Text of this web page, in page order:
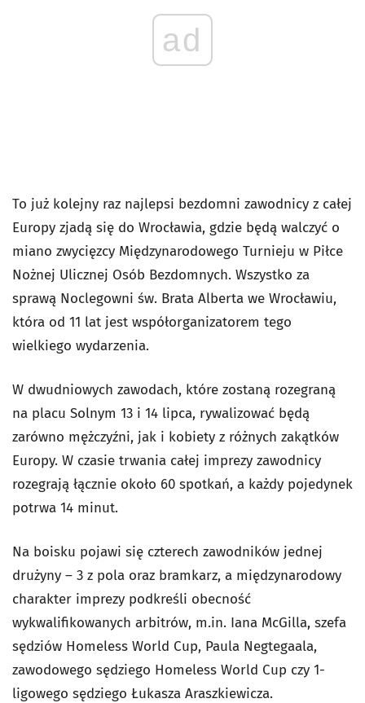
ad
To już kolejny raz najlepsi bezdomni zawodnicy z całej
Europy zjadą się do Wrocławia, gdzie będą walczyć o
miano zwycięzcy Międzynarodowego Turnieju w Piłce
Nożnej Ulicznej Osób Bezdomnych. Wszystko za
sprawą Noclegowni św. Brata Alberta we Wrocławiu,
która od 11 lat jest współorganizatorem tego
wielkiego wydarzenia.
W dwudniowych zawodach, które zostaną rozegraną
na placu Solnym 13 i 14 lipca, rywalizować będą
zarówno mężczyźni, jak i kobiety z różnych zakątków
Europy. W czasie trwania całej imprezy zawodnicy
rozegrają łącznie około 60 spotkań, a każdy pojedynek
potrwa 14 minut.
Na boisku pojawi się czterech zawodników jednej
drużyny – 3 z pola oraz bramkarz, a międzynarodowy
charakter imprezy podkreśli obecność
wykwalifikowanych arbitrów, m.in. Iana McGilla, szefa
sędziów Homeless World Cup, Paula Negtegaala,
zawodowego sędziego Homeless World Cup czy 1-
ligowego sędziego Łukasza Araszkiewicza.